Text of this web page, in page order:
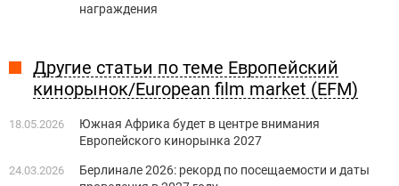
награждения
Другие статьи по теме Европейский
кинорынок/European film market (EFM)
18.05.2026
Южная Африка будет в центре внимания
Европейского кинорынка 2027
24.03.2026
Берлинале 2026: рекорд по посещаемости и даты